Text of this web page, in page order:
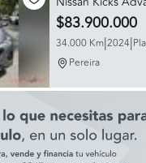
$83.900.000
34.000 Km|2024|
Pereira